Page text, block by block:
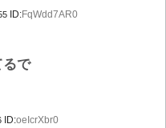
ID:FqWdd7AR0
るで
ID:oeIcrXbr0